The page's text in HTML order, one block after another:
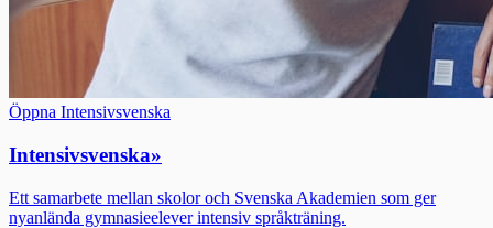
Öppna Intensivsvenska
Intensivsvenska»
Ett samarbete mellan skolor och Svenska Akademien som ger
nyanlända gymnasieelever intensiv språkträning.